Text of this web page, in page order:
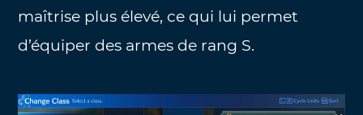
maîtrise plus élevé, ce qui lui permet
d’équiper des armes de rang S.